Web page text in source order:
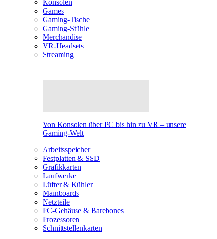
Konsolen
Games
Gaming-Tische
Gaming-Stühle
Merchandise
VR-Headsets
Streaming
Von Konsolen über PC bis hin zu VR – unsere
Gaming-Welt
Arbeitsspeicher
Festplatten & SSD
Grafikkarten
Laufwerke
Lüfter & Kühler
Mainboards
Netzteile
PC-Gehäuse & Barebones
Prozessoren
Schnittstellenkarten